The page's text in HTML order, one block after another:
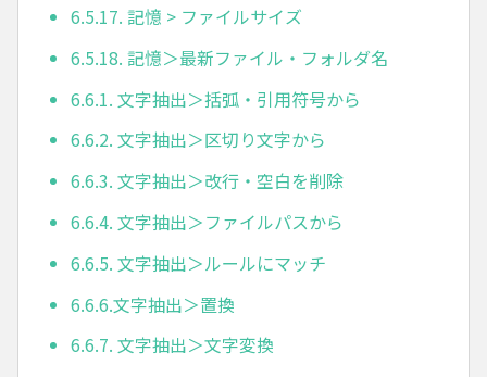
6.5.17. 記憶 > ファイルサイズ
6.5.18. 記憶＞最新ファイル・フォルダ名
6.6.1. 文字抽出＞括弧・引用符号から
6.6.2. 文字抽出＞区切り文字から
6.6.3. 文字抽出＞改行・空白を削除
6.6.4. 文字抽出＞ファイルパスから
6.6.5. 文字抽出＞ルールにマッチ
6.6.6.文字抽出＞置換
6.6.7. 文字抽出＞文字変換